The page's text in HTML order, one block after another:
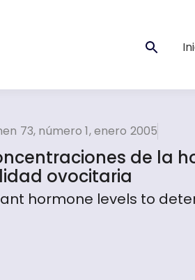
73, número 1, enero 2005
de la
ovocitaria
hormone levels to